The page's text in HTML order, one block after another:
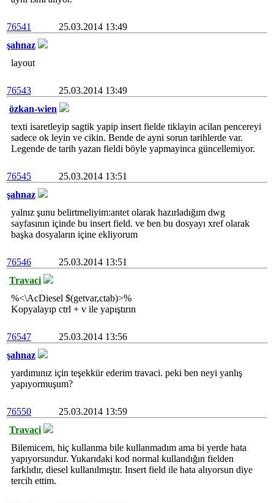
76541
25.03.2014 13:49
şahnaz
layout
76543
25.03.2014 13:49
özkan-wien
texti isaretleyip sagtik yapip insert fielde tiklayin acilan pencereyi
sadece ok leyin ve cikin. Bende de ayni sorun tarihlerde var.
Legende de tarih yazan fieldi böyle yapmayinca güncellemiyor.
76545
25.03.2014 13:51
şahnaz
yalnız şunu belirtmeliyim:antet olarak hazırladığım dwg
sayfasının içinde bu insert field. ve ben bu dosyayı xref olarak
başka dosyaların içine ekliyorum
76546
25.03.2014 13:51
Travaci
%<\AcDiesel $(getvar,ctab)>%
Kopyalayıp ctrl + v ile yapıştırın
76547
25.03.2014 13:56
şahnaz
yardımınız için teşekkür ederim travaci. peki ben neyi yanlış
yapıyormuşum?
76550
25.03.2014 13:59
Travaci
Bilemicem, hiç kullanma bile kullanmadım ama bi yerde hata
yapıyorsundur. Yukarıdaki kod normal kullandığın fielden
farklıdır, diesel kullanılmıştır. Insert field ile hata alıyorsun diye
tercih ettim.